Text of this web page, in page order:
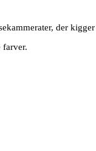
der
farver.